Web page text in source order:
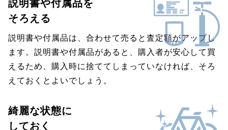
説明書や付属品を
そろえる
説明書や付属品は、合わせて売ると査定額がアップし
ます。説明書や付属品があると、購入者が安心して買
えるため、購入時に捨ててしまっていなければ、そろ
えておくとよいでしょう。
綺麗な状態に
しておく